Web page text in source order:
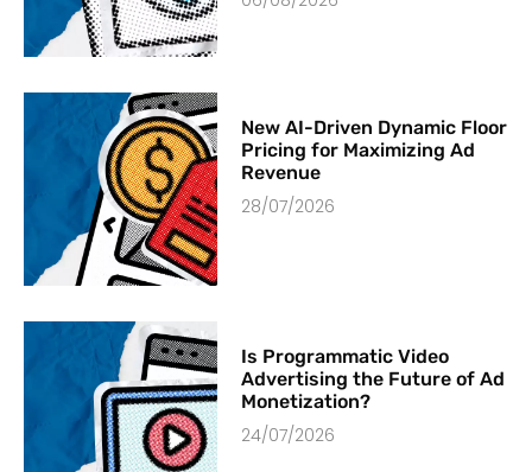
New AI-Driven Dynamic Floor
Pricing for Maximizing Ad
Revenue
28/07/2026
Is Programmatic Video
Advertising the Future of Ad
Monetization?
24/07/2026